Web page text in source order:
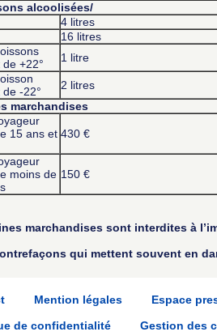
alcoolisées/
4 litres
16 litres
+22°
1 litre
-22°
2 litres
marchandises
15 ans et 430 €
moins de 150 €
marchandises sont interdites à
qui mettent souvent en
Mention légales Espace
de confidentialité
Gestion des